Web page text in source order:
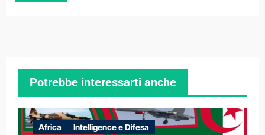
Potrebbe interessarti anche
Africa Intelligence e Difesa